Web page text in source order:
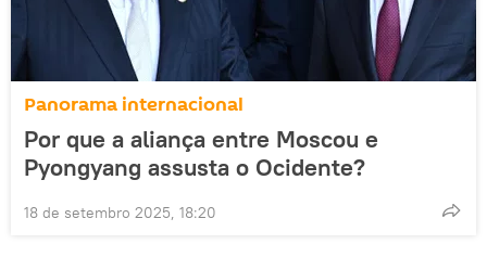
Panorama internacional
Por que a aliança entre Moscou e
Pyongyang assusta o Ocidente?
18 de setembro 2025, 18:20